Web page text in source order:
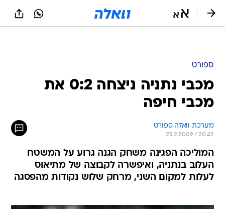
ספורט
מכבי נתניה ניצחה 0:2 את
מכבי חיפה
מערכת וואלה ספורט
23.2.2009 / 20:42
המוליכה הפגינה משחק הגנה גרוע על המשטח
העלוב בנתניה, ואיפשרה לקבוצה של מתיאוס
לעלות למקום השני, מרחק שלוש נקודות מהפסגה